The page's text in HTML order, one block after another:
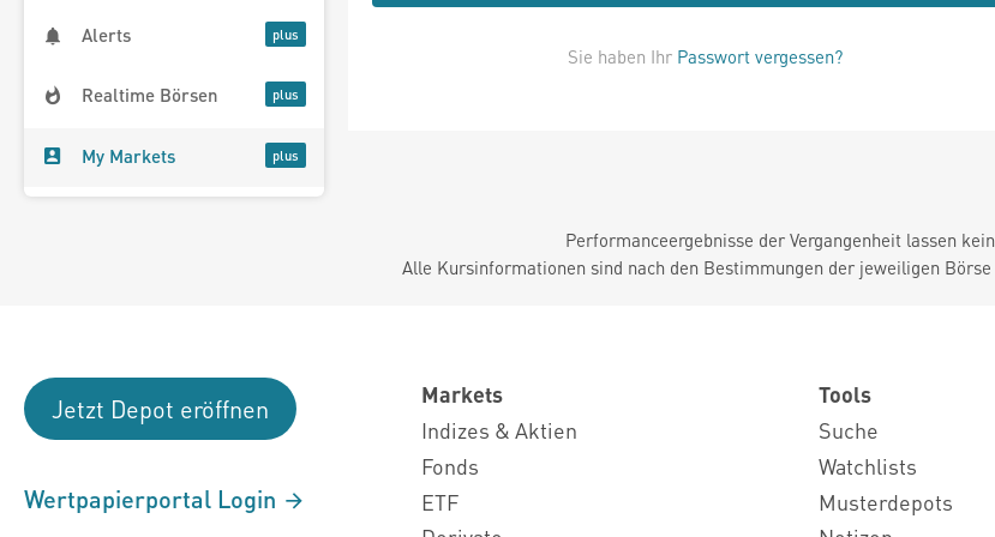
Alerts
Realtime Börsen
My Markets
Sie haben Ihr Passwort vergessen?
Performanceergebnisse der Vergangenheit lassen
Alle Kursinformationen sind nach den Bestimmungen der jeweiligen
Jetzt Depot eröffnen
Wertpapierportal Login
Markets
Indizes & Aktien
Fonds
ETF
Tools
Suche
Watchlists
Musterdepots